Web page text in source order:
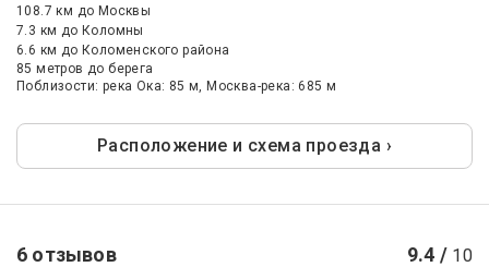
108.7 км до Москвы
7.3 км до Коломны
6.6 км до Коломенского района
85 метров до берега
Поблизости: река Ока: 85 м, Москва-река: 685 м
Расположение и схема проезда ›
6 отзывов 9.4 / 10